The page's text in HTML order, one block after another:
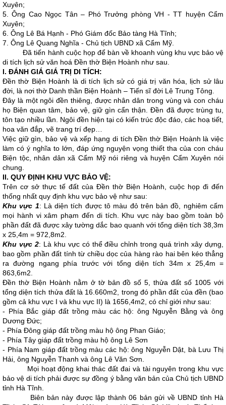
Xuyên;
5. Ông Cao Ngọc Tân – Phó Trưởng phòng VH - TT huyện Cẩm
Xuyên;
6. Ông Lê Bá Hạnh - Phó Giám đốc Bảo tàng Hà Tĩnh;
7. Ông Lê Quang Nghĩa - Chủ tịch UBND xã Cẩm Mỹ.
Đã tiến hành cuộc họp để bàn về khoanh vùng khu vực bảo vệ
di tích lịch sử văn hoá Đền thờ Biện Hoành như sau.
I. ĐÁNH GIÁ GIÁ TRỊ DI TÍCH:
Đền thờ Biện Hoành là di tích lịch sử có giá trị văn hóa, lịch sử lâu
đời, là nơi thờ Danh thần Biện Hoành – Tiến sĩ đời Lê Trung Tông.
Đây là một ngôi đền thiêng, được nhân dân trong vùng và con cháu
họ Biện quan tâm, bảo vệ, giữ gìn cẩn thận. Đền đã được trùng tu,
tôn tạo nhiều lần. Ngôi đền hiện tại có kiến trúc độc đáo, các hoạ tiết,
hoa văn đắp, vẽ trang trí đẹp…
Việc giữ gìn, bảo vệ và xếp hạng di tích Đền thờ Biện Hoành là việc
làm có ý nghĩa to lớn, đáp ứng nguyện vọng thiết tha của con cháu
Biện tộc, nhân dân xã Cẩm Mỹ nói riêng và huyện Cẩm Xuyên nói
chung.
II. QUY ĐỊNH KHU VỰC BẢO VỆ:
Trên cơ sở thực tế đất của Đền thờ Biện Hoành, cuộc họp đi đến
thống nhất quy định khu vực bảo vệ như sau:
Khu vực 1: Là diện tích được tô màu đỏ trên bản đồ, nghiêm cấm
mọi hành vi xâm phạm đến di tích. Khu vực này bao gồm toàn bộ
phần đất đã được xây tường dắc bao quanh với tổng diện tích 38,3m
x 25,4m = 972,8m2.
Khu vực 2: Là khu vực có thể điều chỉnh trong quá trình xây dựng,
bao gồm phần đất tính từ chiều dọc của hàng rào hai bên kéo thẳng
ra đường ngang phía trước với tổng diện tích 34m x 25,4m =
863,6m2.
Đền thờ Biện Hoành nằm ở tờ bản đồ số 5, thửa đất số 1005 với
tổng diện tích thửa đất là 16.660m2, trong đó phần đất của đền (bao
gồm cả khu vực I và khu vực II) là 1656,4m2, có chỉ giới như sau:
- Phía Bắc giáp đất trồng màu các hộ: ông Nguyễn Bằng và ông
Dương Đức;
- Phía Đông giáp đất trồng màu hộ ông Phan Giáo;
- Phía Tây giáp đất trồng màu hộ ông Lê Sơn
- Phía Nam giáp đất trồng màu các hộ: ông Nguyễn Dật, bà Lưu Thị
Hải, ông Nguyễn Thanh và ông Lê Văn Sơn.
Mọi hoạt động khai thác đất đai và tài nguyên trong khu vực
bảo vệ di tích phải được sự đồng ý bằng văn bản của Chủ tịch UBND
tỉnh Hà Tĩnh.
Biên bản này được lập thành 06 bản gửi về UBND tỉnh Hà